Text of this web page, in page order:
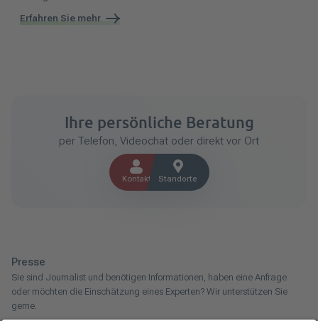
Erfahren Sie mehr
Ihre persönliche Beratung
per Telefon, Videochat oder direkt vor Ort
Kontakt Standorte
Presse
Sie sind Journalist und benötigen Informationen, haben eine Anfrage
oder möchten die Einschätzung eines Experten? Wir unterstützen Sie
gerne.